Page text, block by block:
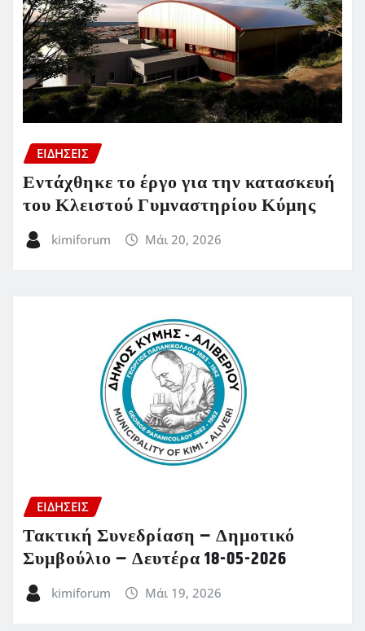
ΕΙΔΗΣΕΙΣ
Εντάχθηκε το έργο για την κατασκευή
του Κλειστού Γυμναστηρίου Κύμης
kimiforum Μάι 20, 2026
ΕΙΔΗΣΕΙΣ
Τακτική Συνεδρίαση – Δημοτικό
Συμβούλιο – Δευτέρα 18-05-2026
kimiforum Μάι 19, 2026